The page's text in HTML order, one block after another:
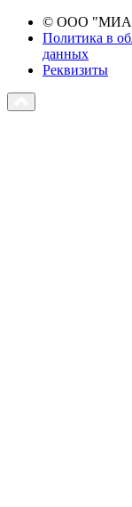
© ООО
Политика в
данных
Реквизиты